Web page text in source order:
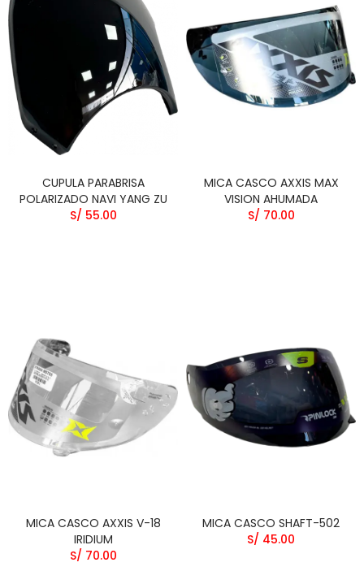
CUPULA PARABRISA
POLARIZADO NAVI YANG ZU
S/ 55.00
MICA CASCO AXXIS MAX
VISION AHUMADA
S/ 70.00
MICA CASCO AXXIS V-18
IRIDIUM
S/ 70.00
MICA CASCO SHAFT-502
S/ 45.00